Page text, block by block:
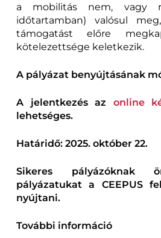
a mobilitás nem, vagy
időtartamban) valósul
támogatást előre
kötelezettsége keletkezik.
A pályázat benyújtásának
A jelentkezés az online
lehetséges.
Határidő: 2025. október 22.
Sikeres pályázóknak
pályázatukat a CEEPUS
nyújtani.
További információ